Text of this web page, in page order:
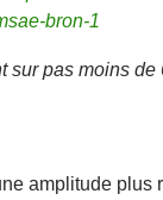
sur pas moins de
amplitude plus